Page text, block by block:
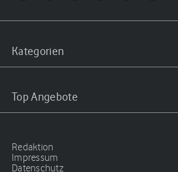
Kategorien
Top Angebote
Redaktion
Impressum
Datenschutz